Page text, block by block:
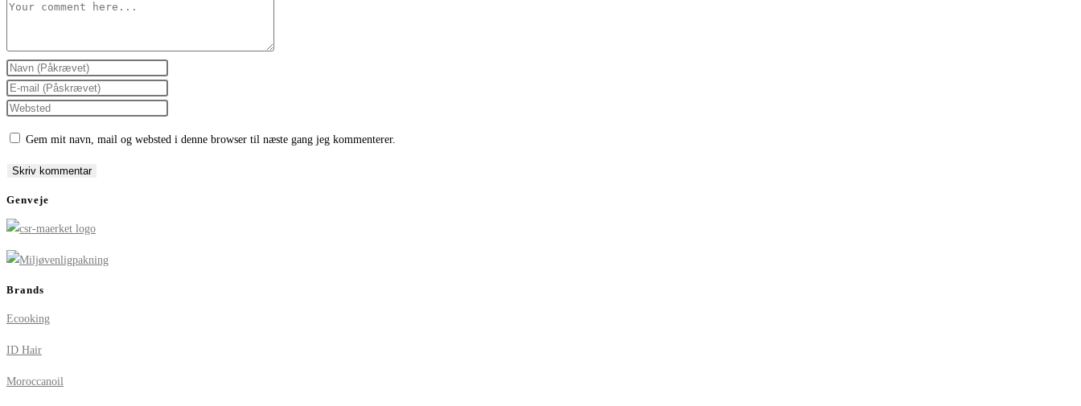
Comment
Enter
your
name
to
Enter
your
to
Enter
URL
Gem mit navn, mail og websted i denne browser til næste gang jeg kommenterer.
Genveje
Brands
Ecooking
ID Hair
Moroccanoil